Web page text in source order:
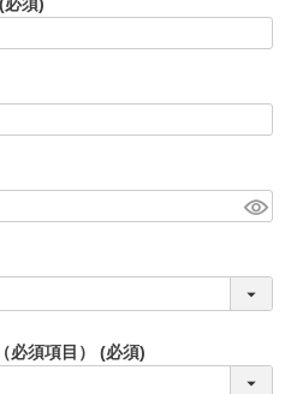
必須項目） (必須)